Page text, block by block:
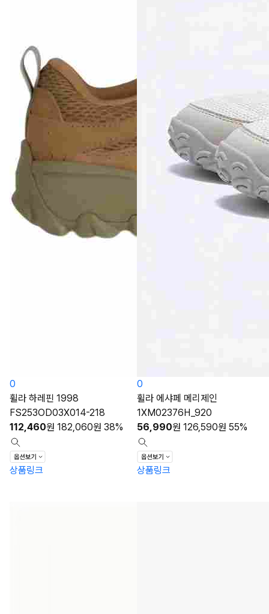
0
휠라 하레핀 1998
FS253OD03X014-218
112,460원 182,060원 38%
상품링크
0
휠라 에샤페 메리제인
1XM02376H_920
56,990원 126,590원 55%
상품링크